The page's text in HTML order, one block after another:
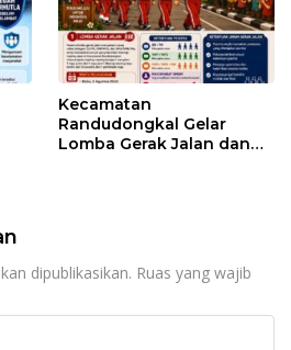
Kecamatan
Randudongkal Gelar
Lomba Gerak Jalan dan
dipublikasikan. Ruas yang wajib